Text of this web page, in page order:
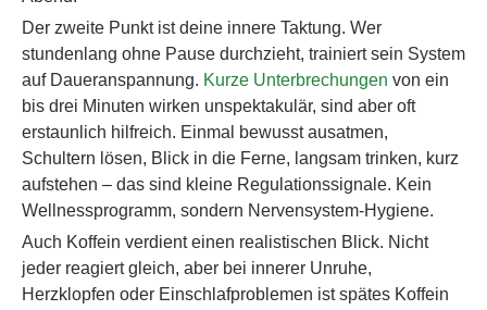
Der zweite Punkt ist deine innere Taktung. Wer
stundenlang ohne Pause durchzieht, trainiert sein System
auf Daueranspannung. Kurze Unterbrechungen von ein
bis drei Minuten wirken unspektakulär, sind aber oft
erstaunlich hilfreich. Einmal bewusst ausatmen,
Schultern lösen, Blick in die Ferne, langsam trinken, kurz
aufstehen – das sind kleine Regulationssignale. Kein
Wellnessprogramm, sondern Nervensystem-Hygiene.
Auch Koffein verdient einen realistischen Blick. Nicht
jeder reagiert gleich, aber bei innerer Unruhe,
Herzklopfen oder Einschlafproblemen ist spätes Koffein